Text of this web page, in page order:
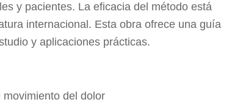
y pacientes. La eficacia del método está
internacional. Esta obra ofrece una guía
y aplicaciones prácticas.
del dolor